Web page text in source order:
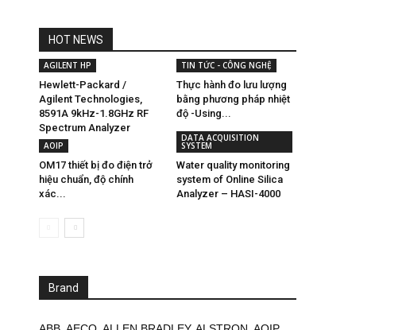
HOT NEWS
AGILENT HP
Hewlett-Packard /
Agilent Technologies,
8591A 9kHz-1.8GHz RF
Spectrum Analyzer
TIN TỨC - CÔNG NGHỆ
Thực hành đo lưu lượng
bằng phương pháp nhiệt
độ -Using...
AOIP
OM17 thiết bị đo điện trở
hiệu chuẩn, độ chính
xác...
DATA ACQUISITION
SYSTEM
Water quality monitoring
system of Online Silica
Analyzer – HASI-4000
Brand